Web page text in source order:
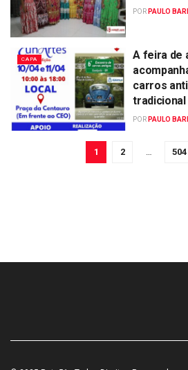
POR PAULO
CAPA
A feira de
carros
tradicional
POR PAULO
1 2 504